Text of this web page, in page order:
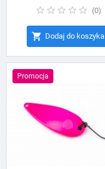
podstawowa
(0)
 Dodaj do koszyka
Promocja